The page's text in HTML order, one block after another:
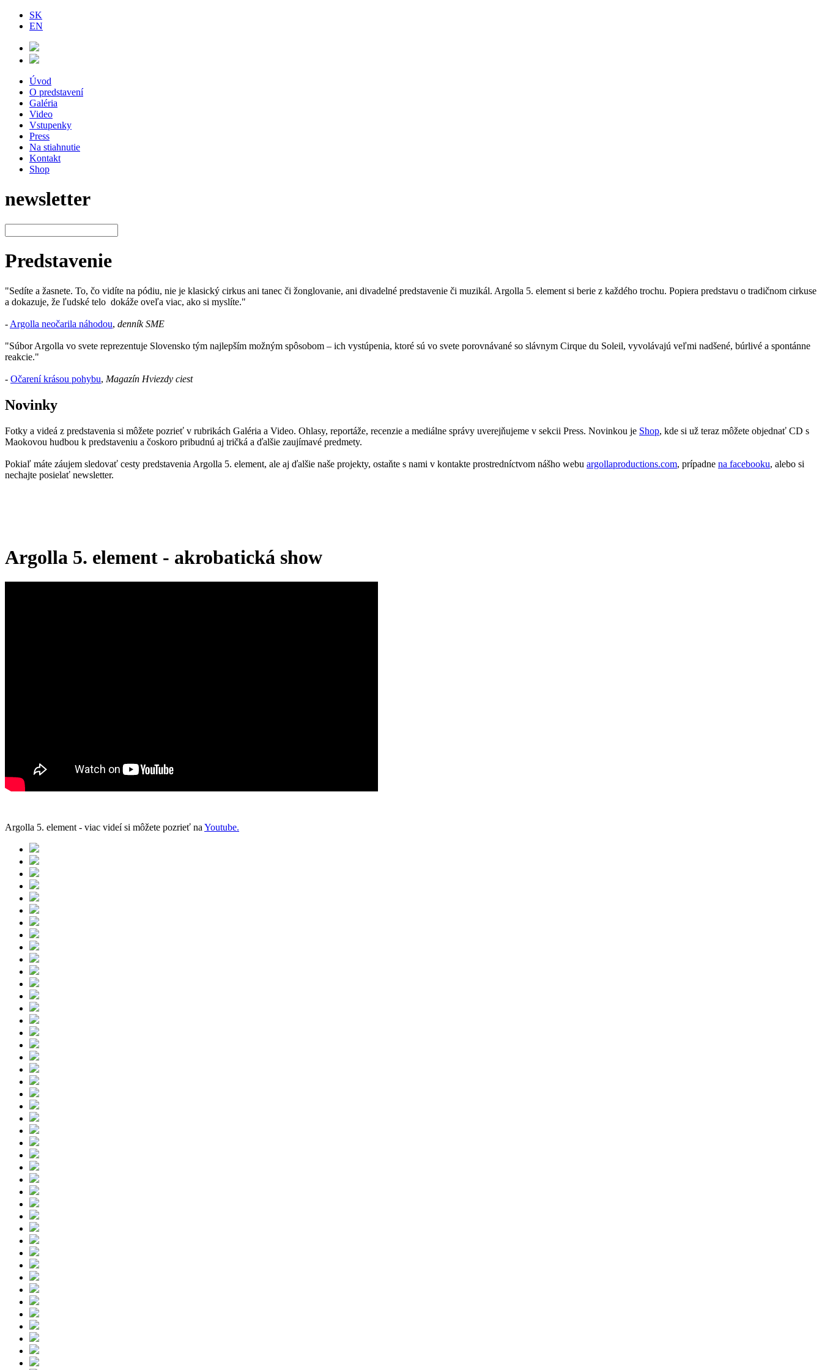
SK
EN
Úvod
O predstavení
Galéria
Video
Vstupenky
Press
Na stiahnutie
Kontakt
Shop
newsletter
Predstavenie
"Sedíte a žasnete. To, čo vidíte na pódiu, nie je klasický cirkus ani tanec či žonglovanie, ani divadelné predstavenie či muzikál. Argolla 5. element si berie z každého trochu. Popiera predstavu o tradičnom cirkuse
a dokazuje, že ľudské telo dokáže oveľa viac, ako si myslíte."
- Argolla neočarila náhodou, denník SME
"Súbor Argolla vo svete reprezentuje Slovensko tým najlepším možným spôsobom – ich vystúpenia, ktoré sú vo svete porovnávané so slávnym Cirque du Soleil, vyvolávajú veľmi nadšené, búrlivé a spontánne
reakcie."
- Očarení krásou pohybu, Magazín Hviezdy ciest
Novinky
Fotky a videá z predstavenia si môžete pozrieť v rubrikách Galéria a Video. Ohlasy, reportáže, recenzie a mediálne správy uverejňujeme v sekcii Press. Novinkou je Shop, kde si už teraz môžete objednať CD s
Maokovou hudbou k predstaveniu a čoskoro pribudnú aj tričká a ďalšie zaujímavé predmety.
Pokiaľ máte záujem sledovať cesty predstavenia Argolla 5. element, ale aj ďalšie naše projekty, ostaňte s nami v kontakte prostredníctvom nášho webu argollaproductions.com, prípadne na facebooku, alebo si
nechajte posielať newsletter.
Argolla 5. element - akrobatická show
Argolla 5. element - viac videí si môžete pozrieť naYoutube.